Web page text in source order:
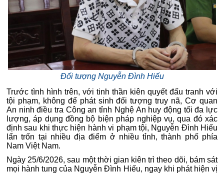
Đối tượng Nguyễn Đình Hiếu
Trước tình hình trên, với tinh thần kiên quyết đấu tranh với
tội phạm, không để phát sinh đối tượng truy nã, Cơ quan
An ninh điều tra Công an tỉnh Nghệ An huy động tối đa lực
lượng, áp dụng đồng bộ biện pháp nghiệp vụ, qua đó xác
định sau khi thực hiện hành vi phạm tội, Nguyễn Đình Hiếu
lẩn trốn tại nhiều địa điểm ở nhiều tỉnh, thành phố phía
Nam Việt Nam.
Ngày 25/6/2026, sau một thời gian kiên trì theo dõi, bám sát
mọi hành tung của Nguyễn Đình Hiếu, ngay khi phát hiện vị